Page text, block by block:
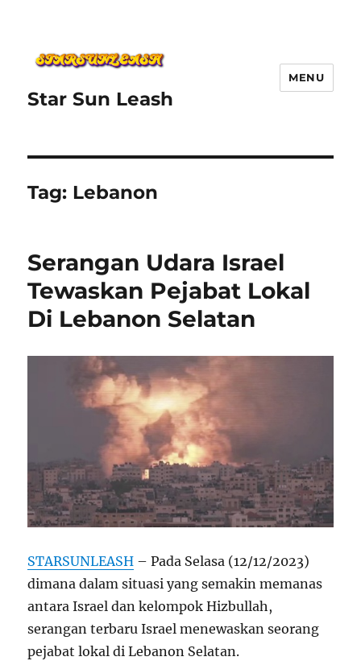
Star Sun Leash
MENU
Tag: Lebanon
Serangan Udara Israel
Tewaskan Pejabat Lokal
Di Lebanon Selatan
STARSUNLEASH – Pada Selasa (12/12/2023)
dimana dalam situasi yang semakin memanas
antara Israel dan kelompok Hizbullah,
serangan terbaru Israel menewaskan seorang
pejabat lokal di Lebanon Selatan.